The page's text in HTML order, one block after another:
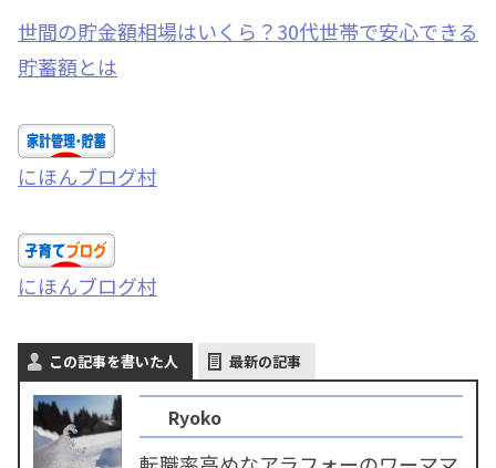
世間の貯金額相場はいくら？30代世帯で安心できる
貯蓄額とは
にほんブログ村
にほんブログ村
この記事を書いた人 最新の記事
Ryoko